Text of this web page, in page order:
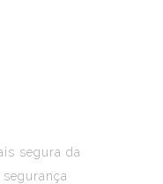
segura da